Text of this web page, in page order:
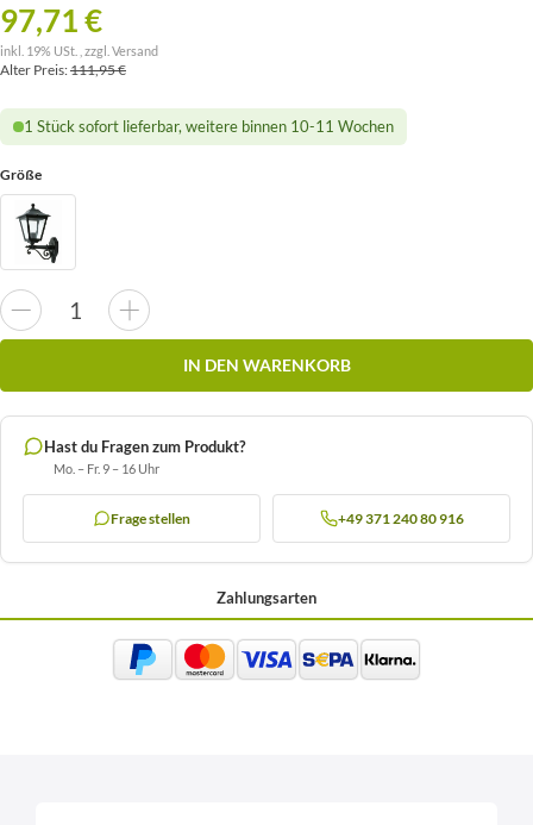
97,71 €
inkl. 19% USt. , zzgl. Versand
Alter Preis:111,95 €
1 Stück sofort lieferbar, weitere binnen 10-11 Wochen
Größe
IN DEN WARENKORB
Hast du Fragen zum Produkt?
Mo. – Fr. 9 – 16 Uhr
Frage stellen +49 371 240 80 916
Zahlungsarten